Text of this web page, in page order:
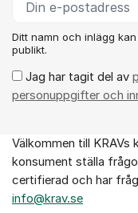
Ditt namn och inlägg
publikt.
Jag har tagit del av
personuppgifter och
Om forumet
Välkommen till KRAVs
konsument ställa
certifierad och har
info@krav.se